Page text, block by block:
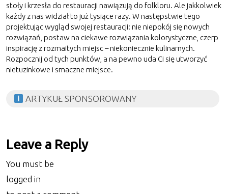
stoły i krzesła do restauracji nawiązują do folkloru. Ale jakkolwiek
każdy z nas widział to już tysiące razy. W następstwie tego
projektując wygląd swojej restauracji: nie niepokój się nowych
rozwiązań, postaw na ciekawe rozwiązania kolorystyczne, czerp
inspirację z rozmaitych miejsc – niekoniecznie kulinarnych.
Rozpocznij od tych punktów, a na pewno uda Ci się utworzyć
nietuzinkowe i smaczne miejsce.
ARTYKUŁ SPONSOROWANY
Leave a Reply
You must be
logged in